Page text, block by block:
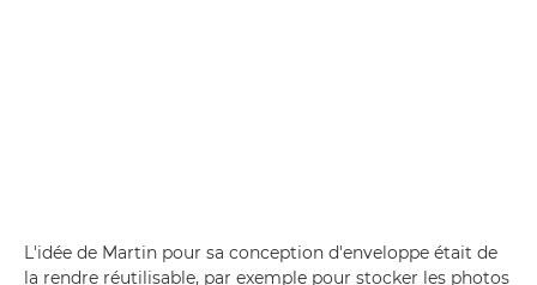
L'idée de Martin pour sa conception d'enveloppe était de
la rendre réutilisable, par exemple pour stocker les photos